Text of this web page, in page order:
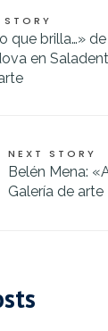
que brilla…» de
en
NEXT STORY
Belén Mena:
Galería de arte